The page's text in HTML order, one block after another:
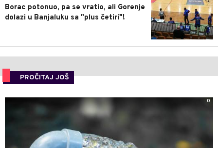
Borac potonuo, pa se vratio, ali Gorenje
dolazi u Banjaluku sa "plus četiri"!
PROČITAJ JOŠ
0